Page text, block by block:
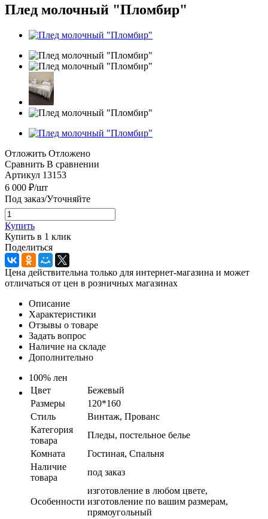
Плед молочный "Пломбир"
Отложить Отложено
Сравнить В сравнении
Артикул 13153
6 000 ₽/шт
Под заказ/Уточняйте
Купить
Купить в 1 клик
Поделиться
Цена действительна только для интернет-магазина и может
отличаться от цен в розничных магазинах
Описание
Характеристики
Отзывы о товаре
Задать вопрос
Наличие на складе
Дополнительно
100% лен
Цвет
Бежевый
Размеры
120*160
Стиль
Винтаж, Прованс
Категория
товара
Пледы, постельное белье
Комната
Гостиная, Спальня
Наличие
товара
под заказ
Особенности
изготовление в любом цвете,
изготовление по вашим размерам,
прямоугольный